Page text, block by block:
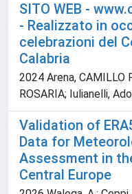
SITO WEB -
- Realizzato in
celebrazioni del
Calabria
2024 Arena, CAMILLO
ROSARIA; Iulianelli,
Validation of
Data for
Assessment in
Central Europe